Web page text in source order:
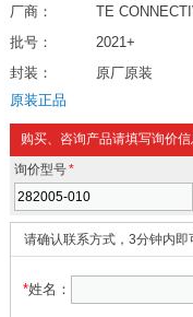
厂商：
TE
批号：
2021+
封装：
原厂原装
原装正品
购买、咨询产品请填写询价信
询价型号*
请确认联系方式，3分钟内即
*姓名：